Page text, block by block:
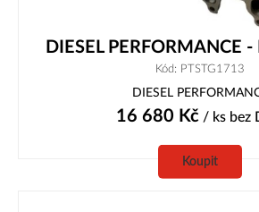
DIESEL PERFORMANCE
Kód: PTSTG1713
DIESEL
16 680 Kč/ ks bez
Koupit